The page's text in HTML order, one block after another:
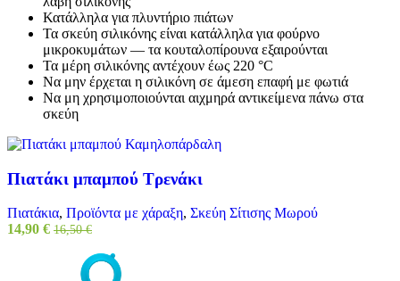
Κατάλληλα για πλυντήριο πιάτων
Τα σκεύη σιλικόνης είναι κατάλληλα για φούρνο
μικροκυμάτων — τα κουταλοπίρουνα εξαιρούνται
Τα μέρη σιλικόνης αντέχουν έως 220 °C
Να μην έρχεται η σιλικόνη σε άμεση επαφή με φωτιά
Να μη χρησιμοποιούνται αιχμηρά αντικείμενα πάνω στα
σκεύη
Πιατάκι μπαμπού Τρενάκι
Πιατάκια, Προϊόντα με χάραξη, Σκεύη Σίτισης Μωρού
14,90 € 16,50€